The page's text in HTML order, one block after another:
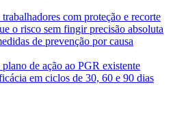
com proteção e recorte
o risco sem fingir precisão absoluta
de prevenção por causa
de ação ao PGR existente
em ciclos de 30, 60 e 90 dias